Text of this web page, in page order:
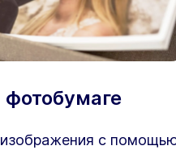
фотобумаге
с